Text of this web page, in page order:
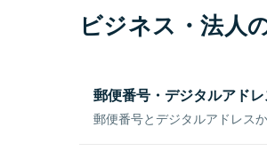
ビジネス・法人
郵便番号・デジタルアド
郵便番号とデジタルアドレス